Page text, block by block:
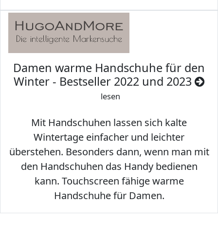
Damen warme Handschuhe für den
Winter - Bestseller 2022 und 2023
lesen
Mit Handschuhen lassen sich kalte
Wintertage einfacher und leichter
überstehen. Besonders dann, wenn man mit
den Handschuhen das Handy bedienen
kann. Touchscreen fähige warme
Handschuhe für Damen.